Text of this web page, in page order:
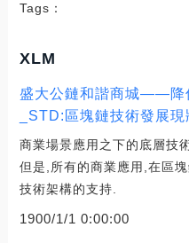
Tags：
XLM
盛大公鏈和諧商城——降
_STD:區塊鏈技術發展
商業場景應用之下的底層技
但是,所有的商業應用,在區
技術架構的支持.
1900/1/1 0:00:00